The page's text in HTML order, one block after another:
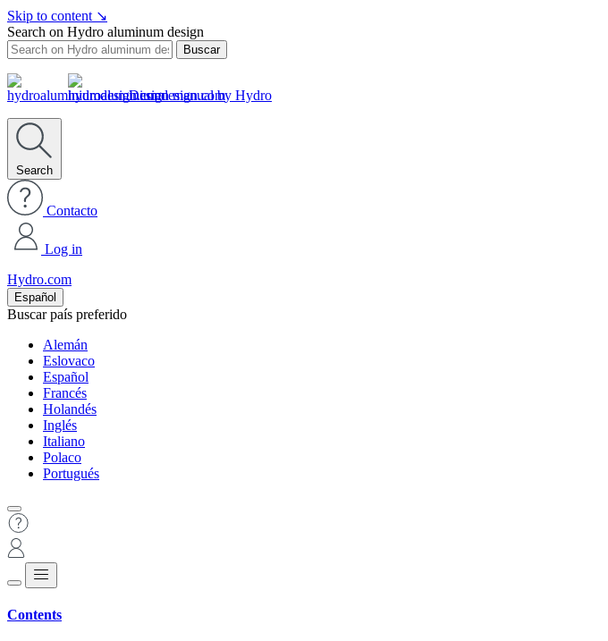
Skip to content ↘
Search on Hydro aluminum design
Buscar
Design manual by Hydro
Search
Contacto
Log in
Hydro.com
Español
Buscar país preferido
Alemán
Eslovaco
Español
Francés
Holandés
Inglés
Italiano
Polaco
Portugués
Contents